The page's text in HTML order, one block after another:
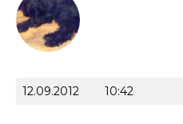
12.09.2012 10:42